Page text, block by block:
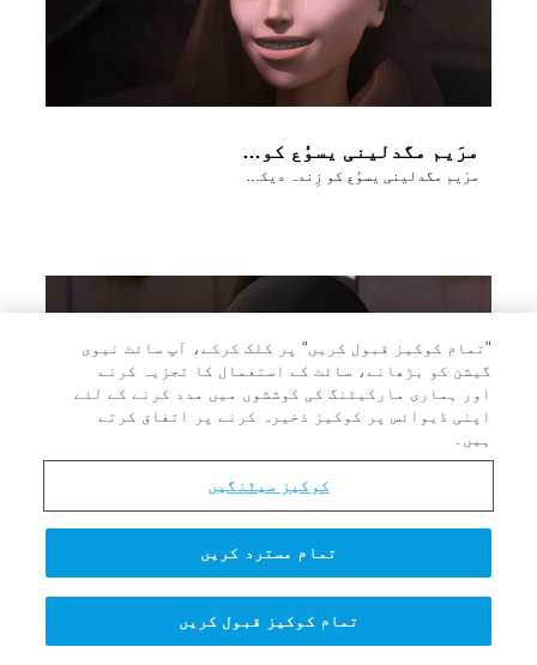
مرَیم مگدلینی یسوُع کو زِندہ دیکھتی ہے
مرَیم مگدلینی یسوُع کو زِندہ دیکھتی ہے
مرَیم خوشخبری سُنتی ہے
"تمام کوکیز قبول کریں" پر کلک کرکے، آپ سائٹ نیوی
گیشن کو بڑھانے، سائٹ کے استعمال کا تجزیہ کرنے
اور ہماری مارکیٹنگ کی کوششوں میں مدد کرنے کے لئے
اپنی ڈیوائس پر کوکیز ذخیرہ کرنے پر اتفاق کرتے
ہیں۔
کوکیز سیٹنگیں
تمام مسترد کریں
تمام کوکیز قبول کریں